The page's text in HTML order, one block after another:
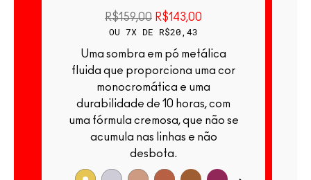
R$159,00 R$143,00
OU 7X DE R$20,43
Uma sombra em pó metálica
fluida que proporciona uma cor
monocromática e uma
durabilidade de 10 horas, com
uma fórmula cremosa, que não se
acumula nas linhas e não
desbota.